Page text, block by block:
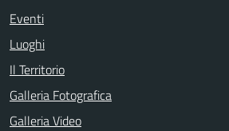
Eventi
Luoghi
Il Territorio
Galleria Fotografica
Galleria Video